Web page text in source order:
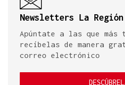
Newsletters La Región
Apúntate a las que
recíbelas de manera
correo electrónico